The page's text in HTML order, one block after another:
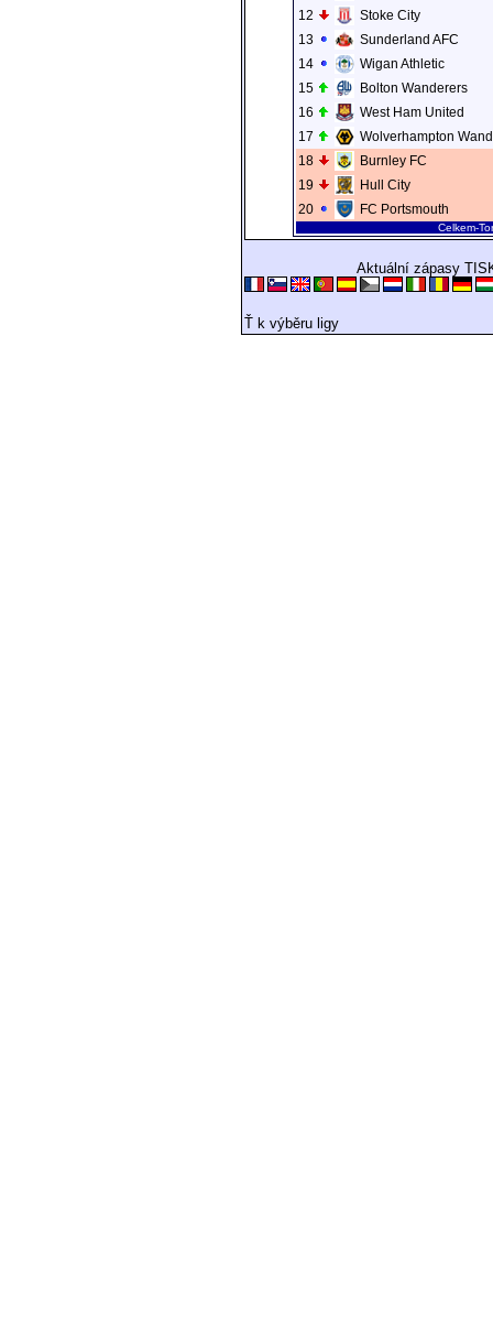
12
Stoke City
13
Sunderland AFC
14
Wigan Athletic
15
Bolton Wanderers
16
West Ham United
17
Wolverhampton
18
Burnley FC
19
Hull City
20
FC Portsmouth
Celkem-
Aktuální zápasy
Ť k výběru ligy